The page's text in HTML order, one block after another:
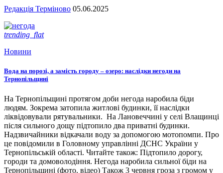
Редакція Терміново 05.06.2025
trending_flat
Новини
Вода на порозі, а замість городу – озеро: наслідки негоди на
Тернопільщині
На Тернопільщині протягом доби негода наробила біди
людям. Зокрема затопила житлові будинки, її наслідки
ліквідовували рятувальники. На Лановеччині у селі Влащинці
після сильного дощу підтопило два приватні будинки.
Надзвичайники відкачали воду за допомогою мотопомпи. Про
це повідомили в Головному управлінні ДСНС України у
Тернопільській області. Читайте також: Підтопило дорогу,
городи та домоволодіння. Негода наробила сильної біди на
Тернопільщині (фото, відео) Також 3 червня гроза з громом у